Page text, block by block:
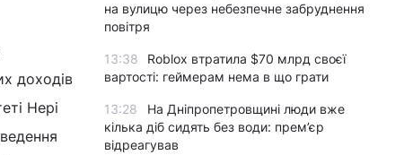
доходів
Нері
на вулицю через небезпечне забруднення
повітря
13:38
Roblox втратила $70 млрд своєї
вартості: геймерам нема в що грати
13:28
На Дніпропетровщині люди вже
кілька діб сидять без води: прем’єр
відреагував